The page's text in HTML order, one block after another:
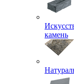
камень